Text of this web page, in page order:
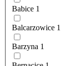
Babice 1
Balcarzowice 1
Barzyna 1